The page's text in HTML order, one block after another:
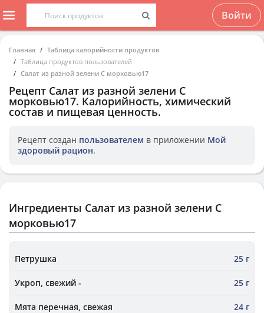
Войти
Главная
Таблица калорийности продуктов
Таблица продуктов пользователей
Салат из разной зелени С морковью17
Рецепт Салат из разной зелени С
морковью17. Калорийность, химический
состав и пищевая ценность.
Рецепт создан пользователем в приложении Мой
здоровый рацион.
Ингредиенты Салат из разной зелени С
морковью17
Петрушка 25 г
Укроп, свежий - 25 г
Мята перечная, свежая 24 г